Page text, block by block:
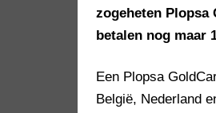
zogeheten Plopsa
betalen nog maar
Een Plopsa
België, Nederland